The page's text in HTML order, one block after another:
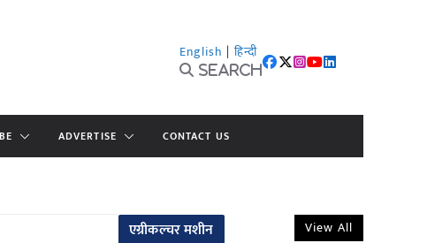
English | हिन्दी
Search
ADVERTISE CONTACT US
एग्रीकल्चर मशीन View All